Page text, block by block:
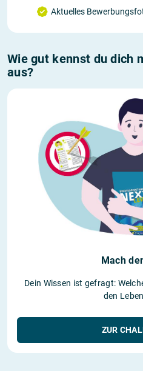
Aktuelles
Wie gut kennst du dich
aus?
Mach
Dein Wissen ist gefragt:
den
ZUR